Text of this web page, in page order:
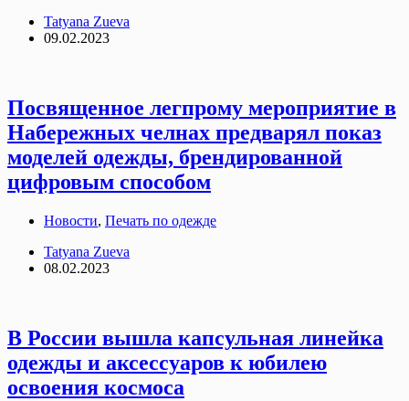
Tatyana Zueva
09.02.2023
Посвященное легпрому мероприятие в
Набережных челнах предварял показ
моделей одежды, брендированной
цифровым способом
Новости, Печать по одежде
Tatyana Zueva
08.02.2023
В России вышла капсульная линейка
одежды и аксессуаров к юбилею
освоения космоса